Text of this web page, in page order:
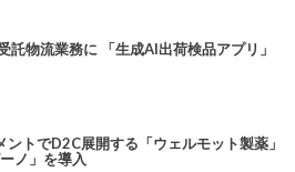
託物流業務に 「生成AI出荷検品アプリ」
ントでD2C展開する「ウェルモット製薬」
ノ」を導入